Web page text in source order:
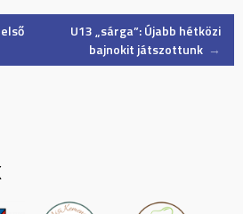
U13 „sárga”: Újabb hétközi
bajnokit játszottunk →